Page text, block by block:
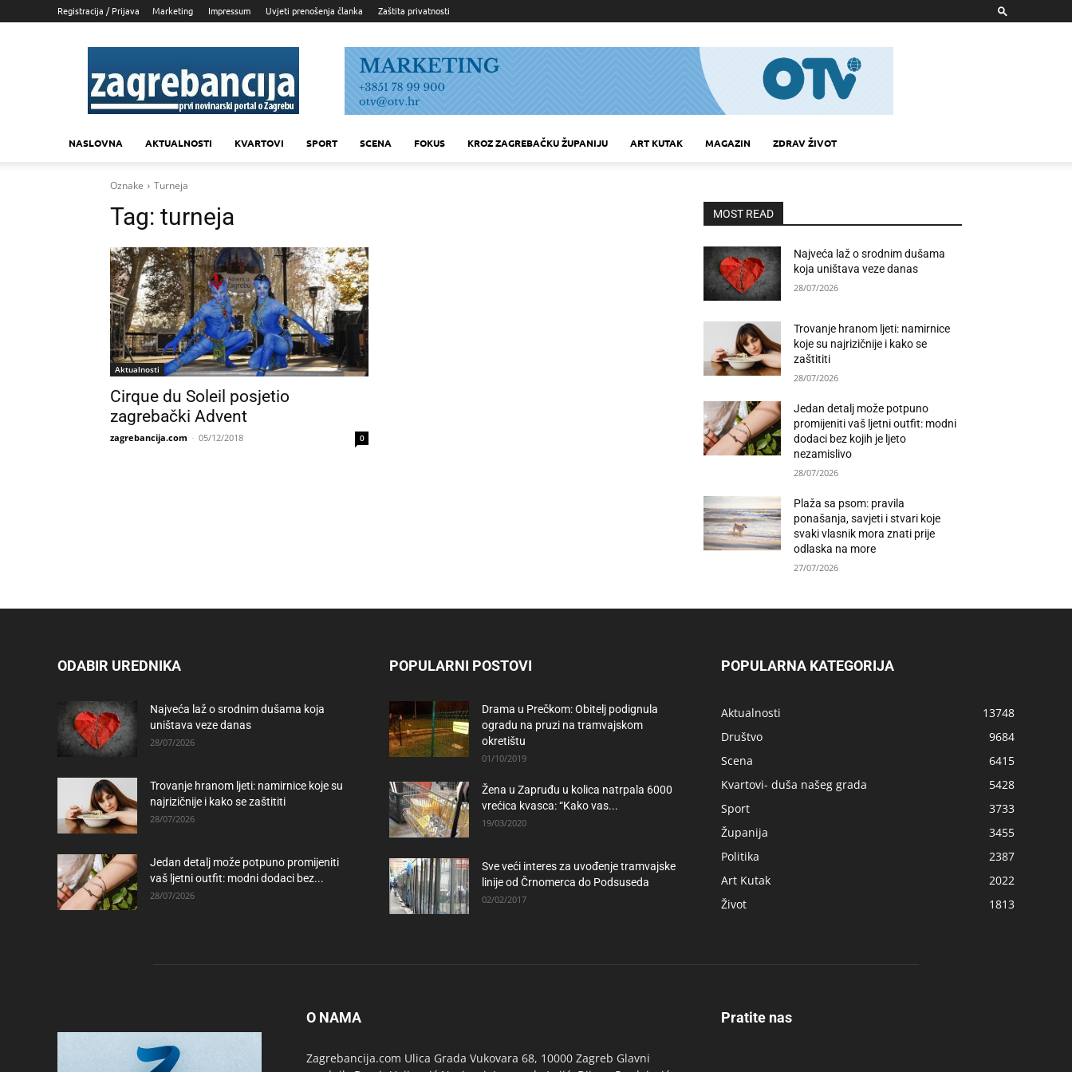
Registracija / Prijava Marketing Impressum Uvjeti prenošenja članka Zaštita privatnosti
Zagrebancija
NASLOVNA AKTUALNOSTI KVARTOVI SPORT SCENA FOKUS KROZ ZAGREBAČKU ŽUPANIJU ART KUTAK MAGAZIN ZDRAV ŽIVOT
Oznake Turneja
Tag: turneja
Aktualnosti
Cirque du Soleil posjetio
zagrebački Advent
zagrebancija.com - 05/12/2018 0
MOST READ
Najveća laž o srodnim dušama
koja uništava veze danas
28/07/2026
Trovanje hranom ljeti: namirnice
koje su najrizičnije i kako se
zaštititi
28/07/2026
Jedan detalj može potpuno
promijeniti vaš ljetni outfit: modni
dodaci bez kojih je ljeto
nezamislivo
28/07/2026
Plaža sa psom: pravila
ponašanja, savjeti i stvari koje
svaki vlasnik mora znati prije
odlaska na more
27/07/2026
ODABIR UREDNIKA
Najveća laž o srodnim dušama koja
uništava veze danas
28/07/2026
Trovanje hranom ljeti: namirnice koje su
najrizičnije i kako se zaštititi
28/07/2026
Jedan detalj može potpuno promijeniti
vaš ljetni outfit: modni dodaci bez...
28/07/2026
POPULARNI POSTOVI
Drama u Prečkom: Obitelj podignula
ogradu na pruzi na tramvajskom
okretištu
01/10/2019
Žena u Zapruđu u kolica natrpala 6000
vrećica kvasca: “Kako vas...
19/03/2020
Sve veći interes za uvođenje tramvajske
linije od Črnomerca do Podsuseda
02/02/2017
POPULARNA KATEGORIJA
Aktualnosti
13748
Društvo
9684
Scena
6415
Kvartovi- duša našeg grada
5428
Sport
3733
Županija
3455
Politika
2387
Art Kutak
2022
Život
1813
O NAMA
Zagrebancija.com Ulica Grada Vukovara 68, 10000 Zagreb Glavni
Pratite nas